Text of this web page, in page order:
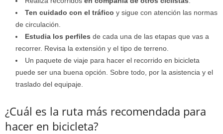
Ten cuidado con el tráfico y sigue con atención las normas
de circulación.
Estudia los perfiles de cada una de las etapas que vas a
recorrer. Revisa la extensión y el tipo de terreno.
Un paquete de viaje para hacer el recorrido en bicicleta
puede ser una buena opción. Sobre todo, por la asistencia y el
traslado del equipaje.
¿Cuál es la ruta más recomendada para
hacer en bicicleta?